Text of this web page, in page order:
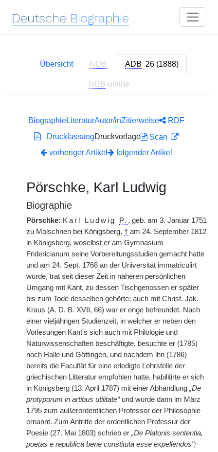
Deutsche Biographie
Übersicht NDB ADB 26 (1888)
NDB-online
BiographieLiteraturAutor/inZitierweise
RDF
DruckfassungDruckvorlage
Scan
vorheriger Artikel
folgender Artikel
Pörschke, Karl Ludwig
Biographie
Pörschke: Karl Ludwig P. , geb. am 3. Januar 1751
zu Molschnen bei Königsberg, † am 24. September 1812
in Königsberg, woselbst er am Gymnasium
Fridericianum seine Vorbereitungsstudien gemacht hatte
und am 24. Sept. 1768 an der Universität immatriculirt
wurde, trat seit dieser Zeit in näheren persönlichen
Umgang mit Kant, zu dessen Tischgenossen er später
bis zum Tode desselben gehörte; auch mit Christ. Jak.
Kraus (A. D. B. XVII, 66) war er enge befreundet. Nach
einer vieljährigen Studienzeit, in welcher er neben den
Vorlesungen Kant's sich auch mit Philologie und
Naturwissenschaften beschäftigte, besuchte er (1785)
noch Halle und Göttingen, und nachdem ihn (1786)
bereits die Facultät für eine erledigte Lehrstelle der
griechischen Litteratur empfohlen hatte, habilitirte er sich
in Königsberg (13. April 1787) mit einer Abhandlung „De
protyporum in artibus utilitate“und wurde dann im März
1795 zum außerordentlichen Professor der Philosophie
ernannt. Zum Antritte der ordentlichen Professur der
Poesie (27. Mai 1803) schrieb er „De Platonis sententia,
poetas e republica bene constituta esse expellendos";